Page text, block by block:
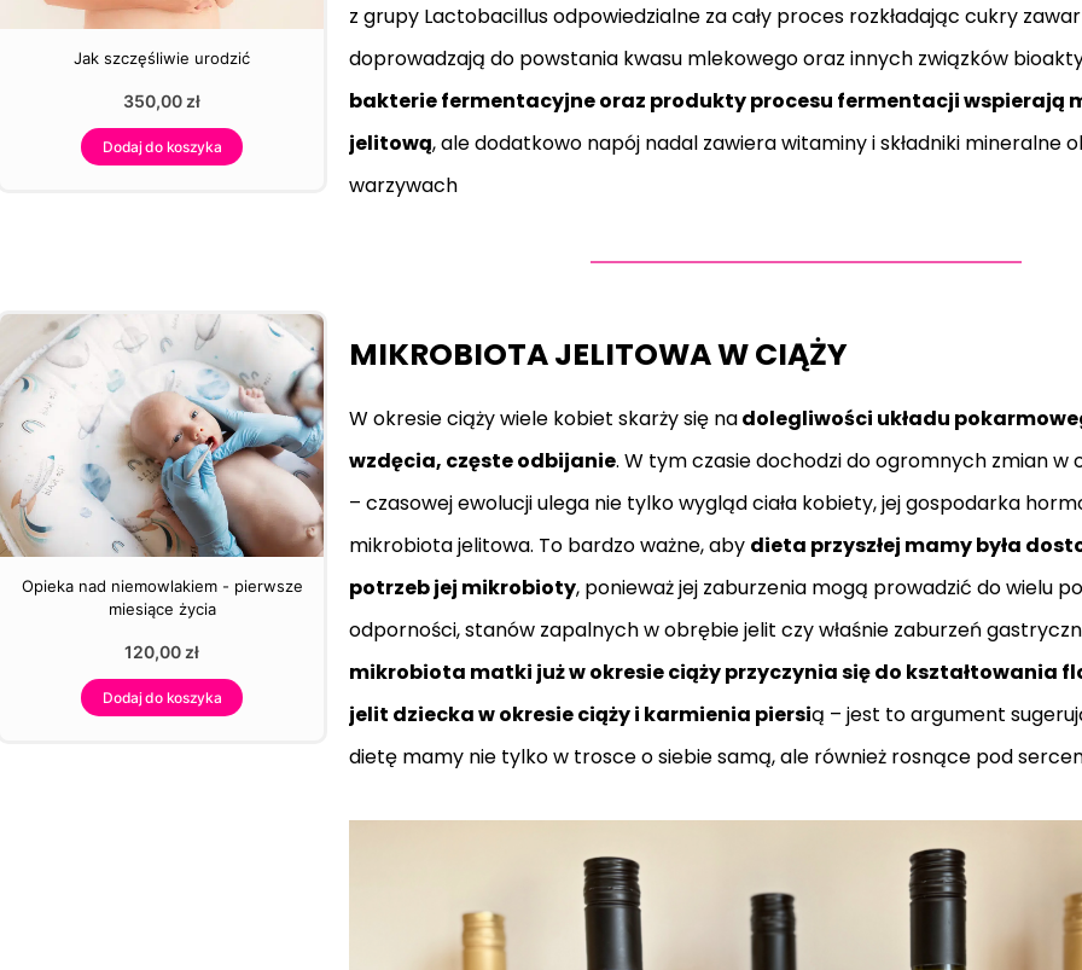
Jak szczęśliwie urodzić
350,00 zł
Dodaj do koszyka
Opieka nad niemowlakiem - pierwsze
miesiące życia
120,00 zł
Dodaj do koszyka
z grupy Lactobacillus odpowiedzialne za cały proces rozkładając cukry
doprowadzają do powstania kwasu mlekowego oraz innych związków
bakterie fermentacyjne oraz produkty procesu fermentacji wspierają
jelitową, ale dodatkowo napój nadal zawiera witaminy i składniki mineralne
warzywach
MIKROBIOTA JELITOWA W CIĄŻY
W okresie ciąży wiele kobiet skarży się nadolegliwości układu
wzdęcia, częste odbijanie. W tym czasie dochodzi do ogromnych zmian w
– czasowej ewolucji ulega nie tylko wygląd ciała kobiety, jej gospodarka
mikrobiota jelitowa. To bardzo ważne, aby dieta przyszłej mamy była
potrzeb jej mikrobioty, ponieważ jej zaburzenia mogą prowadzić do wielu
odporności, stanów zapalnych w obrębie jelit czy właśnie zaburzeń
mikrobiota matki już w okresie ciąży przyczynia się do kształtowania
jelit dziecka w okresie ciąży i karmienia piersią – jest to argument
dietę mamy nie tylko w trosce o siebie samą, ale również rosnące pod